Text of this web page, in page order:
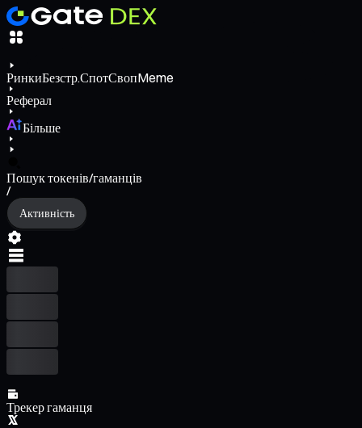
РинкиБезстр.СпотСвопMeme
Реферал
Більше
Пошук токенів/гаманців
/
Активність
Трекер гаманця